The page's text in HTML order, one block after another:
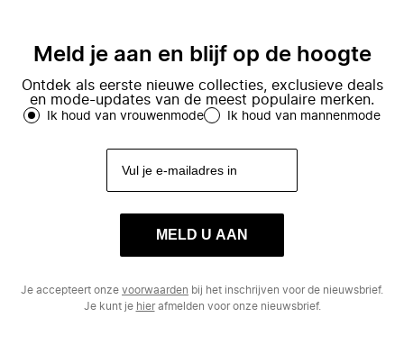
Meld je aan en blijf op de hoogte
Ontdek als eerste nieuwe collecties, exclusieve deals
en mode-updates van de meest populaire merken.
Ik houd van vrouwenmode Ik houd van mannenmode
MELD U AAN
Je accepteert onze voorwaarden bij het inschrijven voor de nieuwsbrief.
Je kunt je hierafmelden voor onze nieuwsbrief.